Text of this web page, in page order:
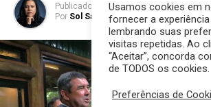
Publicado 2 anos atrás em 03/12/2024
Por Sol Santandher/ Cesar ferreira
Usamos cookies em
fornecer a
lembrando suas
visitas repetidas. Ao
“Aceitar”, concorda
de TODOS os cookies.
Preferências de